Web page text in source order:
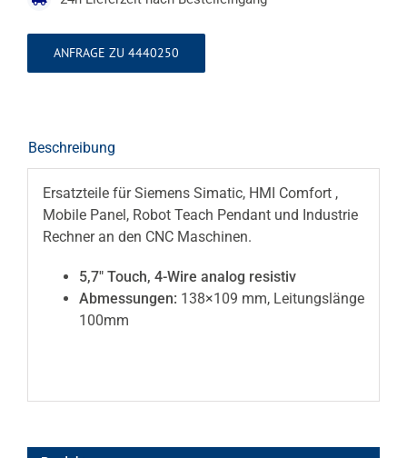
ANFRAGE ZU 4440250
Beschreibung
Ersatzteile für Siemens Simatic, HMI Comfort ,
Mobile Panel, Robot Teach Pendant und Industrie
Rechner an den CNC Maschinen.
5,7″ Touch, 4-Wire analog resistiv
Abmessungen: 138×109 mm, Leitungslänge
100mm